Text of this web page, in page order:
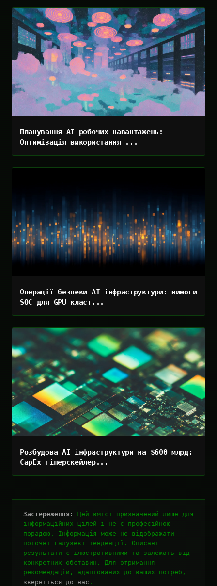
Планування AI робочих навантажень:
Оптимізація використання ...
Операції безпеки AI інфраструктури: вимоги
SOC для GPU класт...
Розбудова AI інфраструктури на $600 млрд:
CapEx гіперскейлер...
Застереження:
Цей вміст призначений лише для
інформаційних цілей і не є професійною
порадою. Інформація може не відображати
поточні галузеві тенденції. Описані
результати є ілюстративними та залежать від
конкретних обставин. Для отримання
рекомендацій, адаптованих до ваших потреб,
зверніться до нас .